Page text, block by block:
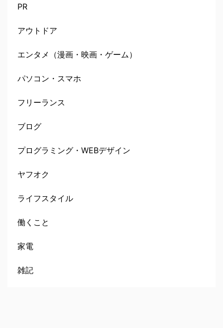
PR
アウトドア
エンタメ（漫画・映画・ゲーム）
パソコン・スマホ
フリーランス
ブログ
プログラミング・WEBデザイン
ヤフオク
ライフスタイル
働くこと
家電
雑記